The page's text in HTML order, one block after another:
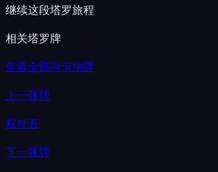
继续这段塔罗旅程
相关塔罗牌
查看全部阿卡纳牌
上一张牌
权杖五
下一张牌